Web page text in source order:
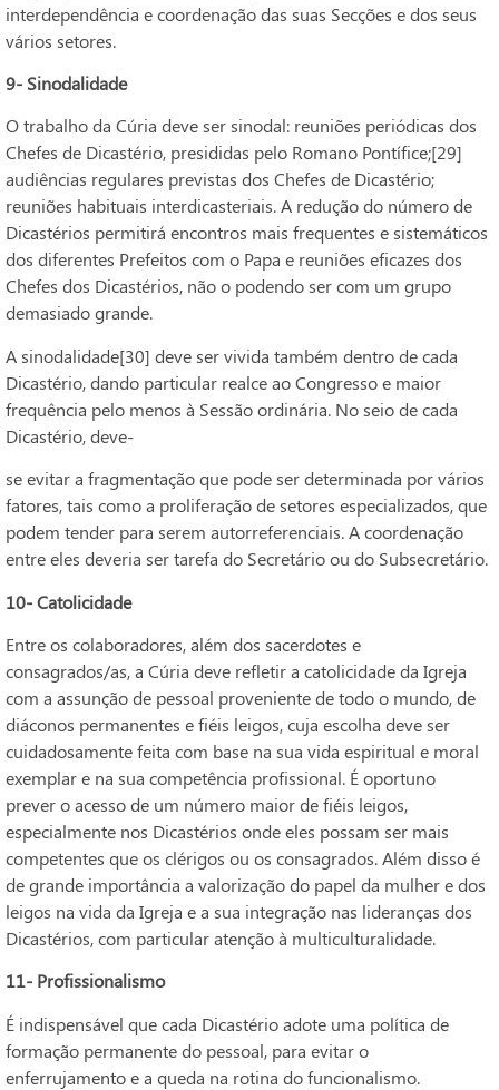
interdependência e coordenação das suas Secções e dos seus
vários setores.
9- Sinodalidade
O trabalho da Cúria deve ser sinodal: reuniões periódicas dos
Chefes de Dicastério, presididas pelo Romano Pontífice;[29]
audiências regulares previstas dos Chefes de Dicastério;
reuniões habituais interdicasteriais. A redução do número de
Dicastérios permitirá encontros mais frequentes e sistemáticos
dos diferentes Prefeitos com o Papa e reuniões eficazes dos
Chefes dos Dicastérios, não o podendo ser com um grupo
demasiado grande.
A sinodalidade[30] deve ser vivida também dentro de cada
Dicastério, dando particular realce ao Congresso e maior
frequência pelo menos à Sessão ordinária. No seio de cada
Dicastério, deve-
se evitar a fragmentação que pode ser determinada por vários
fatores, tais como a proliferação de setores especializados, que
podem tender para serem autorreferenciais. A coordenação
entre eles deveria ser tarefa do Secretário ou do Subsecretário.
10- Catolicidade
Entre os colaboradores, além dos sacerdotes e
consagrados/as, a Cúria deve refletir a catolicidade da Igreja
com a assunção de pessoal proveniente de todo o mundo, de
diáconos permanentes e fiéis leigos, cuja escolha deve ser
cuidadosamente feita com base na sua vida espiritual e moral
exemplar e na sua competência profissional. É oportuno
prever o acesso de um número maior de fiéis leigos,
especialmente nos Dicastérios onde eles possam ser mais
competentes que os clérigos ou os consagrados. Além disso é
de grande importância a valorização do papel da mulher e dos
leigos na vida da Igreja e a sua integração nas lideranças dos
Dicastérios, com particular atenção à multiculturalidade.
11- Profissionalismo
É indispensável que cada Dicastério adote uma política de
formação permanente do pessoal, para evitar o
enferrujamento e a queda na rotina do funcionalismo.